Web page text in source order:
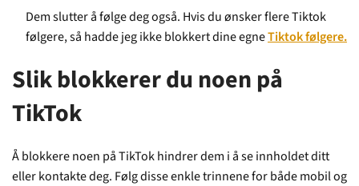
Dem slutter å følge deg også. Hvis du ønsker flere Tiktok
følgere, så hadde jeg ikke blokkert dine egneTiktok følgere.
Slik blokkerer du noen på
TikTok
Å blokkere noen på TikTok hindrer dem i å se innholdet ditt
eller kontakte deg. Følg disse enkle trinnene for både mobil og